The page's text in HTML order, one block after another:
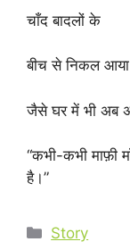
चाँद बादलों के
बीच से निकल आया
जैसे घर में भी अब
“कभी-कभी माफ़ी
है।”
Categories
Story